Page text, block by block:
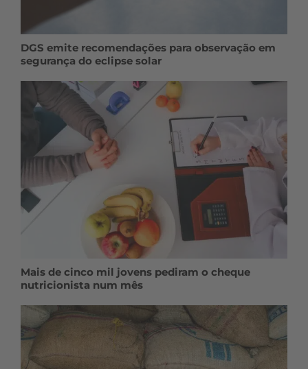
DGS emite recomendações para observação em
segurança do eclipse solar
Mais de cinco mil jovens pediram o cheque
nutricionista num mês